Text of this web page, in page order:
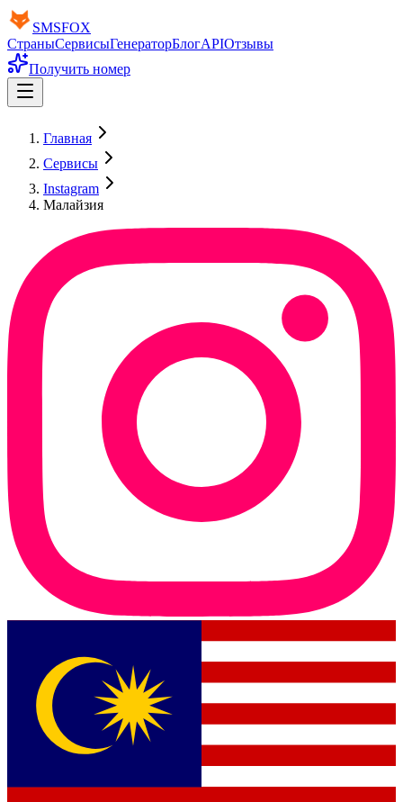
SMSFOX
СтраныСервисыГенераторБлогAPIОтзывы
Получить номер
Главная
Сервисы
Instagram
Малайзия